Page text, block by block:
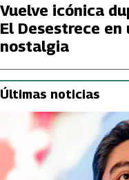
Vuelve icónica
El Desestrece
nostalgia
Últimas noticias